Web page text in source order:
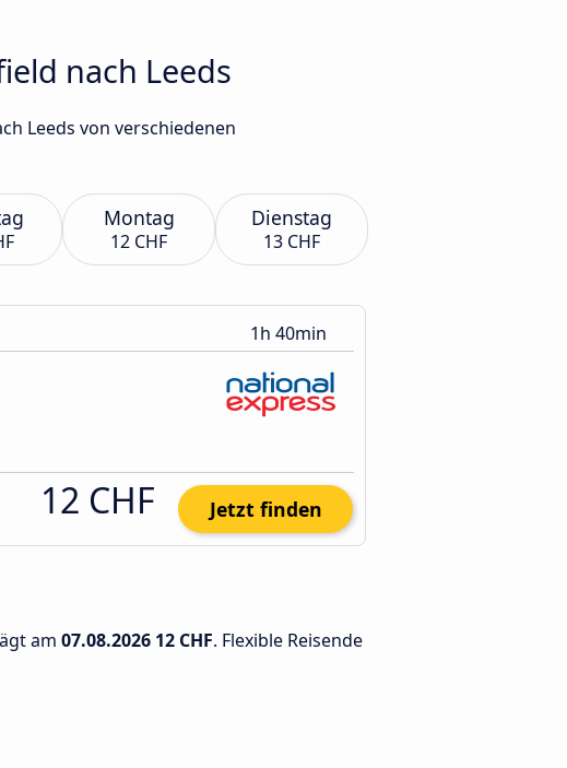
nach Leeds
Leeds von verschiedenen
Montag
12 CHF
Dienstag
13 CHF
1h 40min
12 CHF Jetzt finden
am 07.08.2026 12 CHF. Flexible Reisende